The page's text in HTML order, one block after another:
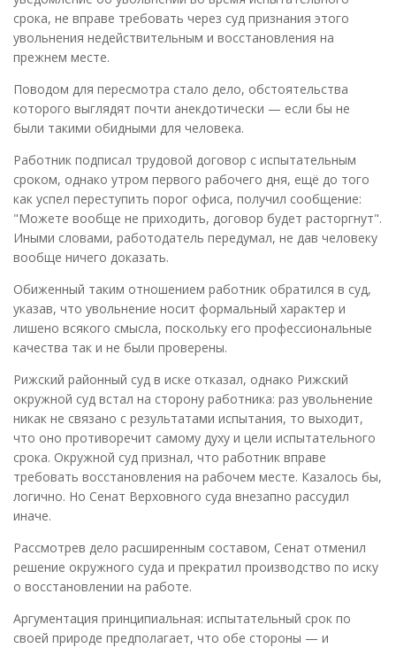
срока, не вправе требовать через суд признания этого
увольнения недействительным и восстановления на
прежнем месте.
Поводом для пересмотра стало дело, обстоятельства
которого выглядят почти анекдотически — если бы не
были такими обидными для человека.
Работник подписал трудовой договор с испытательным
сроком, однако утром первого рабочего дня, ещё до того
как успел переступить порог офиса, получил сообщение:
"Можете вообще не приходить, договор будет расторгнут".
Иными словами, работодатель передумал, не дав человеку
вообще ничего доказать.
Обиженный таким отношением работник обратился в суд,
указав, что увольнение носит формальный характер и
лишено всякого смысла, поскольку его профессиональные
качества так и не были проверены.
Рижский районный суд в иске отказал, однако Рижский
окружной суд встал на сторону работника: раз увольнение
никак не связано с результатами испытания, то выходит,
что оно противоречит самому духу и цели испытательного
срока. Окружной суд признал, что работник вправе
требовать восстановления на рабочем месте. Казалось бы,
логично. Но Сенат Верховного суда внезапно рассудил
иначе.
Рассмотрев дело расширенным составом, Сенат отменил
решение окружного суда и прекратил производство по иску
о восстановлении на работе.
Аргументация принципиальная: испытательный срок по
своей природе предполагает, что обе стороны — и